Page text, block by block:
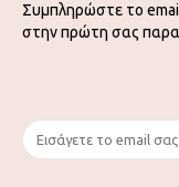
Συμπληρώστε το
στην πρώτη σας